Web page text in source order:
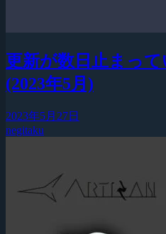
更新が数日止まっ
(2023年5月)
2023年5月27日
negitaku